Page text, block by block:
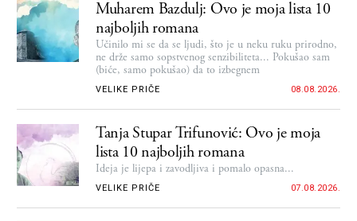
Muharem Bazdulj: Ovo je moja lista 10
najboljih romana
Učinilo mi se da se ljudi, što je u neku ruku prirodno,
ne drže samo sopstvenog senzibiliteta... Pokušao sam
(biće, samo pokušao) da to izbegnem
VELIKE PRIČE 08.08.2026.
Tanja Stupar Trifunović: Ovo je moja
lista 10 najboljih romana
Ideja je lijepa i zavodljiva i pomalo opasna...
VELIKE PRIČE 07.08.2026.